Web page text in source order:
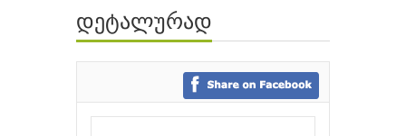
ავტორები
გამომცემლობები
დეტალურად